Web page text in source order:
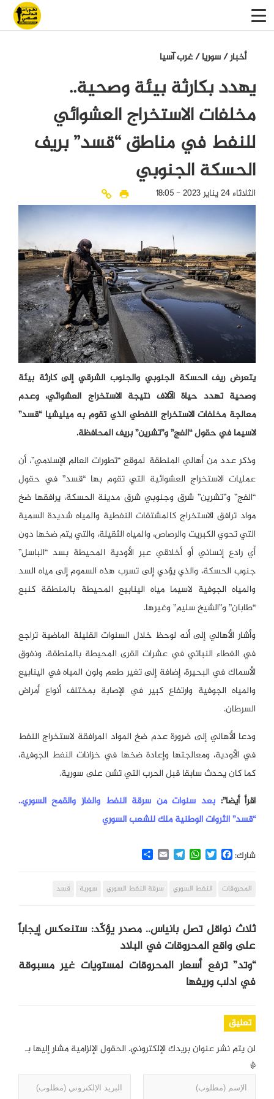
أخبار/سوريا/غرب آسيا
يهدد بكارثة بيئة وصحية..
مخلفات الاستخراج العشوائي
للنفط في مناطق “قسد” بريف
الحسكة الجنوبي
الثلاثاء 24 يناير 2023 - 18:05
يتعرض ريف الحسكة الجنوبي والجنوب الشرقي إلى كارثة بيئة
وصحية تهدد حياة الآلاف نتيجة الاستخراج العشوائي، وعدم
معالجة مخلفات الاستخراج النفطي الذي تقوم به ميليشيا “قسد”
لاسيما في حقول “الفج” و”تشرين” بريف المحافظة.
وذكر عدد من أهالي المنطقة لموقع “تطورات العالم الإسلامي”، أن
عمليات الاستخراج العشوائية التي تقوم بها “قسد” في حقول
“الفج” و”تشرين” شرق وجنوبي شرق مدينة الحسكة، يرافقها ضخ
مواد ترافق الاستخراج كالمشتقات النفطية والمياه شديدة السمية
التي تحوي الكبريت والرصاص، والمياه الثقيلة، والتي يتم ضخها دون
أي رادع إنساني أو أخلاقي عبر الأودية المحيطة بسد “الباسل”
جنوب الحسكة، والذي يؤدي إلى تسرب هذه السموم إلى مياه السد
والمياه الجوفية لاسيما مياه الينابيع المحيطة بالمنطقة كنبع
“طابان” و”الشيخ سليم” وغيرها.
وأشار الأهالي إلى أنه لوحظ خلال السنوات القليلة الماضية تراجع
في الغطاء النباتي في عشرات القرى المحيطة بالمنطقة، ونفوق
الأسماك في البحيرة، إضافة إلى تغير طعم ولون المياه في الينابيع
والمياه الجوفية وارتفاع كبير في الإصابة بمختلف أنواع أمراض
السرطان.
ودعا الأهالي إلى ضرورة عدم ضخ المواد المرافقة لاستخراج النفط
في الأودية، ومعالجتها وإعادة ضخها في خزانات النفط الجوفية،
كما كان يحدث سابقا قبل الحرب التي تشن على سورية.
اقرأ أيضا”:بعد سنوات من سرقة النفط والغاز والقمح السوري..
“قسد” الثروات الوطنية ملك للشعب السوري
شارك: Facebook
Twitter
WhatsApp
Telegram
Email
Share
المحروقات النفط السوري سرقة النفط السوري سورية قسد
ثلاث نواقل تصل بانياس.. مصدر يؤكّد: ستنعكس إيجاباً
على واقع المحروقات في البلاد
“وتد” ترفع أسعار المحروقات لمستويات غير مسبوقة
في ادلب وريفها
تعليق
لن يتم نشر عنوان بريدك الإلكتروني. الحقول الإلزامية مشار إليها بـ
*